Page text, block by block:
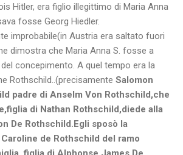
Hitler, era figlio illegittimo di Maria Anna
fosse Georg Hiedler.
improbabile(in Austria era saltato fuori
dimostra che Maria Anna S. fosse a
concepimento. A quel tempo era la
Rothschild..(precisamente Salomon
padre di Anselm Von Rothschild,che
di Nathan Rothschild,diede alla
De Rothschild.Egli sposò la
de Rothschild del ramo